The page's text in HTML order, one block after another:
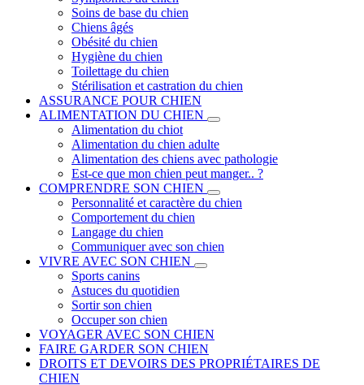
Soins de base du chien
Chiens âgés
Obésité du chien
Hygiène du chien
Toilettage du chien
Stérilisation et castration du chien
ASSURANCE POUR CHIEN
ALIMENTATION DU CHIEN
Alimentation du chiot
Alimentation du chien adulte
Alimentation des chiens avec pathologie
Est-ce que mon chien peut manger.. ?
COMPRENDRE SON CHIEN
Personnalité et caractère du chien
Comportement du chien
Langage du chien
Communiquer avec son chien
VIVRE AVEC SON CHIEN
Sports canins
Astuces du quotidien
Sortir son chien
Occuper son chien
VOYAGER AVEC SON CHIEN
FAIRE GARDER SON CHIEN
DROITS ET DEVOIRS DES PROPRIÉTAIRES DE
CHIEN